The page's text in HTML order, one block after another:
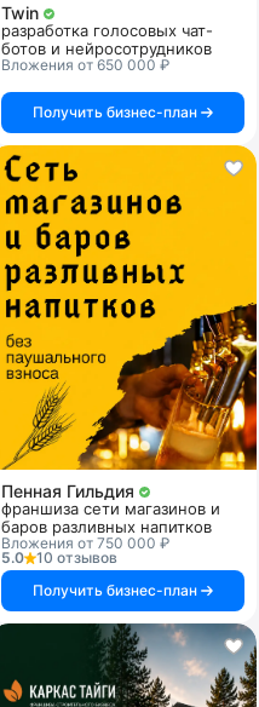
Twin
разработка голосовых чат-
ботов и нейросотрудников
Вложения от 650 000 ₽
Получить бизнес-план
Пенная Гильдия
франшиза сети магазинов и
баров разливных напитков
Вложения от 750 000 ₽
5.0
10 отзывов
Получить бизнес-план